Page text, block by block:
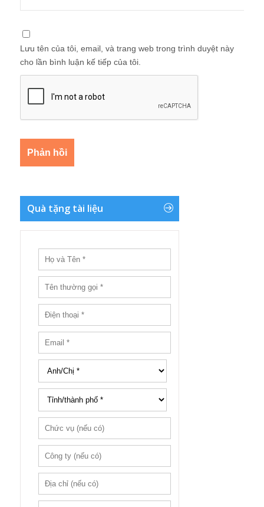
Lưu tên của tôi, email, và trang web trong trình duyệt này
cho lần bình luận kế tiếp của tôi.
Quà tặng tài liệu